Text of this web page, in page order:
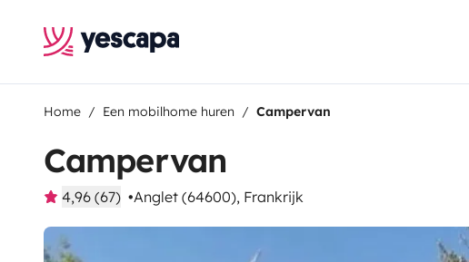
Home Een mobilhome huren Campervan
Campervan
4,96 (67) Anglet (64600), Frankrijk